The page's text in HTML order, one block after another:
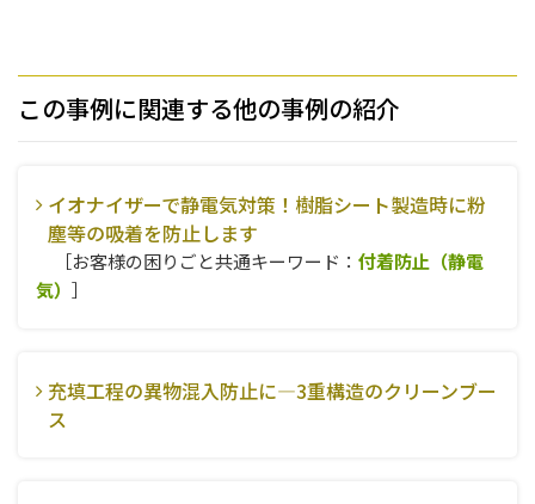
この事例に関連する他の事例の紹介
イオナイザーで静電気対策！樹脂シート製造時に粉
塵等の吸着を防止します
［お客様の困りごと共通キーワード： 付着防止（静電
気） ］
充填工程の異物混入防止に―3重構造のクリーンブー
ス